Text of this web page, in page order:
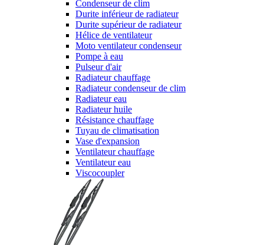
Condenseur de clim
Durite inférieur de radiateur
Durite supérieur de radiateur
Hélice de ventilateur
Moto ventilateur condenseur
Pompe à eau
Pulseur d'air
Radiateur chauffage
Radiateur condenseur de clim
Radiateur eau
Radiateur huile
Résistance chauffage
Tuyau de climatisation
Vase d'expansion
Ventilateur chauffage
Ventilateur eau
Viscocoupler